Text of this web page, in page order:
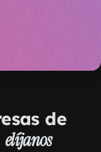
de
elíjanos